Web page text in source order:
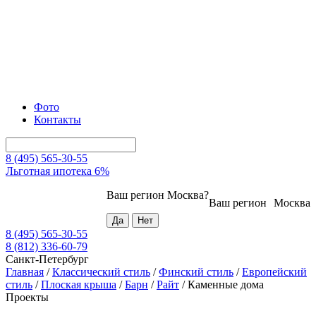
Фото
Контакты
8 (495) 565-30-55
Льготная ипотека 6%
Москва
Ваш регион
Ваш регион Москва?
8 (495) 565-30-55
8 (812) 336-60-79
Санкт-Петербург
Главная /Классический стиль /Финский стиль /Европейский
стиль /Плоская крыша /Барн /Райт /Каменные дома
Проекты